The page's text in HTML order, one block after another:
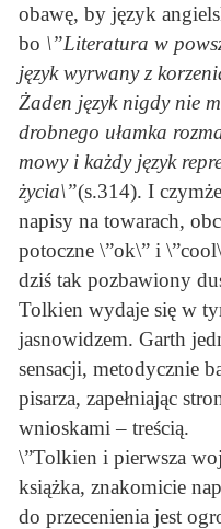
obawę, by język
bo \”Literatura w
język wyrwany z
Żaden język nigdy nie
drobnego ułamka
mowy i każdy język
życia\”(s.314). I
napisy na towarach,
potoczne \”ok\” i
dziś tak pozbawiony
Tolkien wydaje się w
jasnowidzem. Garth
sensacji, metodycznie
pisarza, zapełniając
wnioskami – treścią.
\”Tolkien i pierwsza
książka, znakomicie
do przecenienia jest